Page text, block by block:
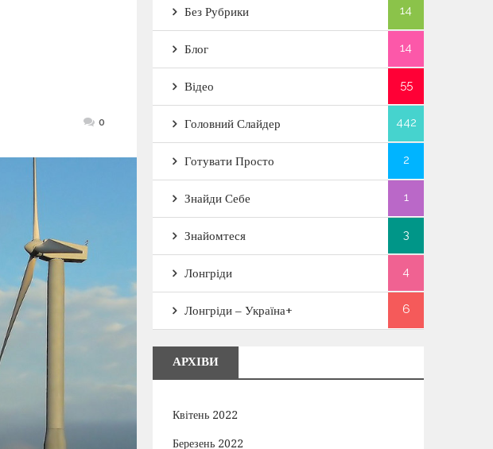
0
Без Рубрики 14
Блог 14
Відео 55
Головний Слайдер 442
Готувати Просто 2
Знайди Себе 1
Знайомтеся 3
Лонгріди 4
Лонгріди – Україна+ 6
АРХІВИ
Квітень 2022
Березень 2022